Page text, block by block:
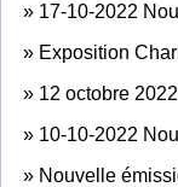
» 17-10-2022
» Exposition
» 12 octobre
» 10-10-2022
» Nouvelle